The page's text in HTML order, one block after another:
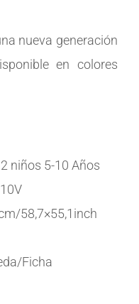
nueva generación
en colores
niños 5-10 Años
58,7×55,1inch
Ficha